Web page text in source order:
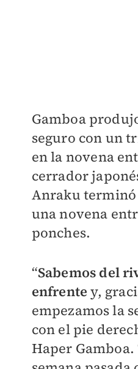
Gamboa
seguro con un
en la novena
cerrador
Anraku terminó
una novena
ponches.
“Sabemos del
enfrentey,
empezamos la
con el pie
Haper